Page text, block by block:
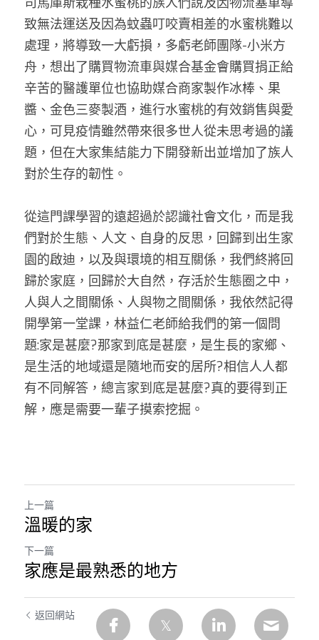
致無法運送及因為蚊蟲叮咬賣相差的水蜜桃難以
處理，將導致一大虧損，多虧老師團隊-小米方
舟，想出了購買物流車與媒合基金會購買捐正給
辛苦的醫護單位也協助媒合商家製作冰棒、果
醬、金色三麥製酒，進行水蜜桃的有效銷售與愛
心，可見疫情雖然帶來很多世人從未思考過的議
題，但在大家集結能力下開發新出並增加了族人
對於生存的韌性。
從這門課學習的遠超過於認識社會文化，而是我
們對於生態、人文、自身的反思， 回歸到出生家
園的啟迪，以及與環境的相互關係，我們終將回
歸於家庭，回歸於大自然，存活於生態圈之中，
人與人之間關係、人與物之間關係，我依然記得
開學第一堂課，林益仁老師給我們的第一個問
題:家是甚麼?那家到底是甚麼，是生長的家鄉、
是生活的地域還是隨地而安的居所?相信人人都
有不同解答， 總言家到底是甚麼?真的要得到正
解，應是需要一輩子摸索挖掘。
上一篇
溫暖的家
下一篇
家應是最熟悉的地方
返回網站